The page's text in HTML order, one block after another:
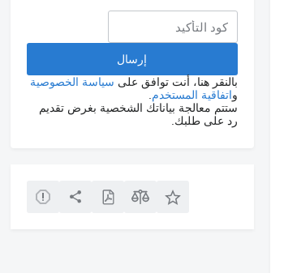
بالنقر هنا، أنت توافق على سياسة الخصوصية
واتفاقية المستخدم
ستتم معالجة بياناتك الشخصية بغرض تقديم
رد على طلبك.